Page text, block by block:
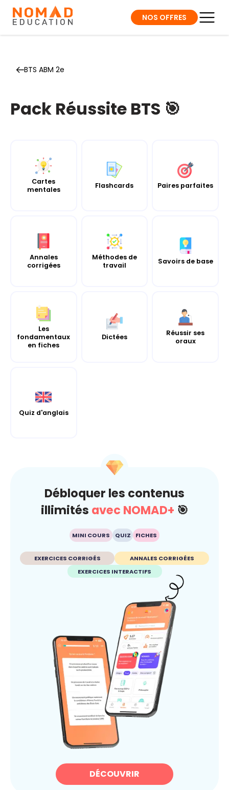
NOS OFFRES
BTS ABM 2e
Pack Réussite BTS 🎯
Cartes
mentales
Flashcards Paires parfaites
Annales
corrigées
Méthodes de
travail
Savoirs de base
Les
fondamentaux
en fiches
Dictées
Réussir ses
oraux
Quiz d'anglais
Débloquer les contenus
illimités avec NOMAD+ 🎯
MINI COURS QUIZ FICHES
EXERCICES CORRIGÉS
ANNALES CORRIGÉES
EXERCICES INTERACTIFS
DÉCOUVRIR